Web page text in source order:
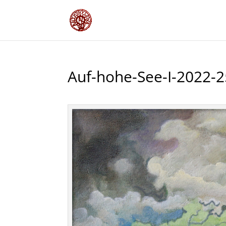
Auf-hohe-See-I-2022-